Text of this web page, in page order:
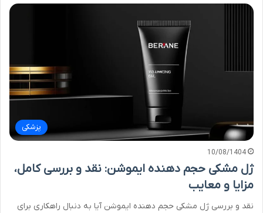
پزشکی
10/08/1404
ژل مشکی حجم دهنده ایموشن: نقد و بررسی کامل،
مزایا و معایب
نقد و بررسی ژل مشکی حجم دهنده ایموشن آیا به دنبال راهکاری برای